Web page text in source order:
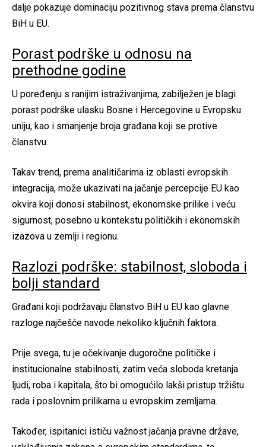
dalje pokazuje dominaciju pozitivnog stava prema članstvu
BiH u EU.
Porast podrške u odnosu na
prethodne godine
U poređenju s ranijim istraživanjima, zabilježen je blagi
porast podrške ulasku Bosne i Hercegovine u Evropsku
uniju, kao i smanjenje broja građana koji se protive
članstvu.
Takav trend, prema analitičarima iz oblasti evropskih
integracija, može ukazivati na jačanje percepcije EU kao
okvira koji donosi stabilnost, ekonomske prilike i veću
sigurnost, posebno u kontekstu političkih i ekonomskih
izazova u zemlji i regionu.
Razlozi podrške: stabilnost, sloboda i
bolji standard
Građani koji podržavaju članstvo BiH u EU kao glavne
razloge najčešće navode nekoliko ključnih faktora.
Prije svega, tu je očekivanje dugoročne političke i
institucionalne stabilnosti, zatim veća sloboda kretanja
ljudi, roba i kapitala, što bi omogućilo lakši pristup tržištu
rada i poslovnim prilikama u evropskim zemljama.
Također, ispitanici ističu važnost jačanja pravne države,